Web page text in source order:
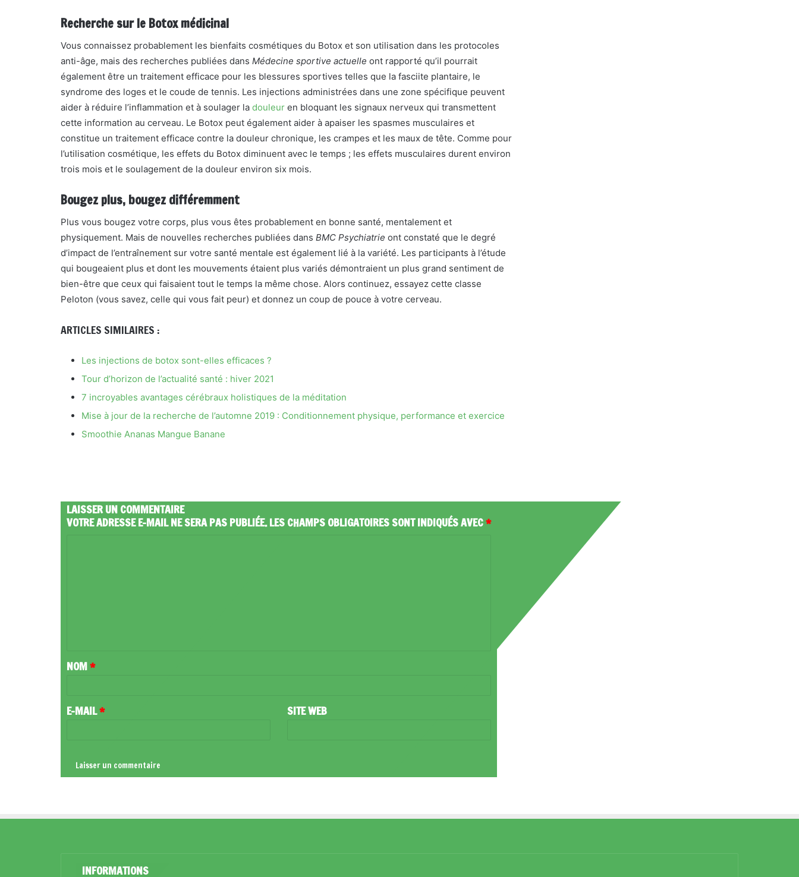
Recherche sur le Botox médicinal
Vous connaissez probablement les bienfaits cosmétiques du Botox et son utilisation dans les protocoles
anti-âge, mais des recherches publiées dans Médecine sportive actuelle ont rapporté qu’il pourrait
également être un traitement efficace pour les blessures sportives telles que la fasciite plantaire, le
syndrome des loges et le coude de tennis. Les injections administrées dans une zone spécifique peuvent
aider à réduire l’inflammation et à soulager la douleur en bloquant les signaux nerveux qui transmettent
cette information au cerveau. Le Botox peut également aider à apaiser les spasmes musculaires et
constitue un traitement efficace contre la douleur chronique, les crampes et les maux de tête. Comme pour
l’utilisation cosmétique, les effets du Botox diminuent avec le temps ; les effets musculaires durent environ
trois mois et le soulagement de la douleur environ six mois.
Bougez plus, bougez différemment
Plus vous bougez votre corps, plus vous êtes probablement en bonne santé, mentalement et
physiquement. Mais de nouvelles recherches publiées dans BMC Psychiatrie ont constaté que le degré
d’impact de l’entraînement sur votre santé mentale est également lié à la variété. Les participants à l’étude
qui bougeaient plus et dont les mouvements étaient plus variés démontraient un plus grand sentiment de
bien-être que ceux qui faisaient tout le temps la même chose. Alors continuez, essayez cette classe
Peloton (vous savez, celle qui vous fait peur) et donnez un coup de pouce à votre cerveau.
ARTICLES SIMILAIRES :
Les injections de botox sont-elles efficaces ?
Tour d’horizon de l’actualité santé : hiver 2021
7 incroyables avantages cérébraux holistiques de la méditation
Mise à jour de la recherche de l’automne 2019 : Conditionnement physique, performance et exercice
Smoothie Ananas Mangue Banane
LAISSER UN COMMENTAIRE
VOTRE ADRESSE E-MAIL NE SERA PAS PUBLIÉE.LES CHAMPS OBLIGATOIRES SONT INDIQUÉS AVEC*
A
R
NOM*
E-MAIL* SITE WEB
INFORMATIONS